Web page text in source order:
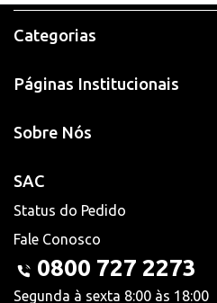
Categorias
Páginas Institucionais
Sobre Nós
SAC
Status do Pedido
Fale Conosco
0800 727 2273
Segunda à sexta 8:00 às 18:00